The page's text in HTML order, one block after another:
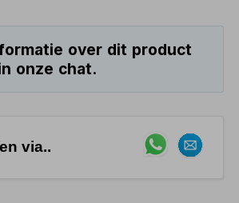
over dit product
onze chat.
via..